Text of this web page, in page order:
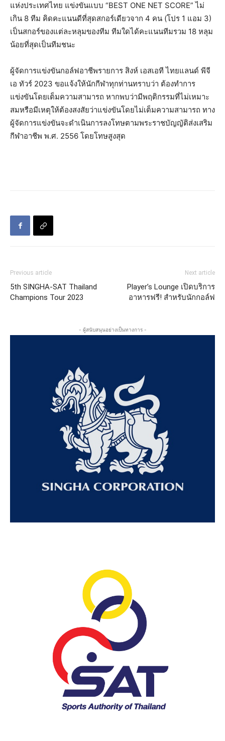
แห่งประเทศไทย แข่งขันแบบ “BEST ONE NET SCORE” ไม่
เกิน 8 ทีม คิดคะแนนดีที่สุดสกอร์เดียวจาก 4 คน (โปร 1 แอม 3)
เป็นสกอร์ของแต่ละหลุมของทีม ทีมใดได้คะแนนทีมรวม 18 หลุม
น้อยที่สุดเป็นทีมชนะ
ผู้จัดการแข่งขันกอล์ฟอาชีพรายการ สิงห์ เอสเอที ไทยแลนด์ พีจี
เอ ทัวร์ 2023 ขอแจ้งให้นักกีฬาทุกท่านทราบว่า ต้องทำการ
แข่งขันโดยเต็มความสามารถ หากพบว่ามีพฤติกรรมที่ไม่เหมาะ
สมหรือมีเหตุให้ต้องสงสัยว่าแข่งขันโดยไม่เต็มความสามารถ ทาง
ผู้จัดการแข่งขันจะดำเนินการลงโทษตามพระราชบัญญัติส่งเสริม
กีฬาอาชีพ พ.ศ. 2556 โดยโทษสูงสุด
Previous article
5th SINGHA-SAT Thailand
Champions Tour 2023
Next article
Player’s Lounge เปิดบริการ
อาหารฟรี! สำหรับนักกอล์ฟ
- ผู้สนับสนุนอย่างเป็นทางการ -